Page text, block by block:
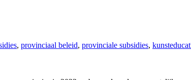
, provinciaal beleid, provinciale subsidies,